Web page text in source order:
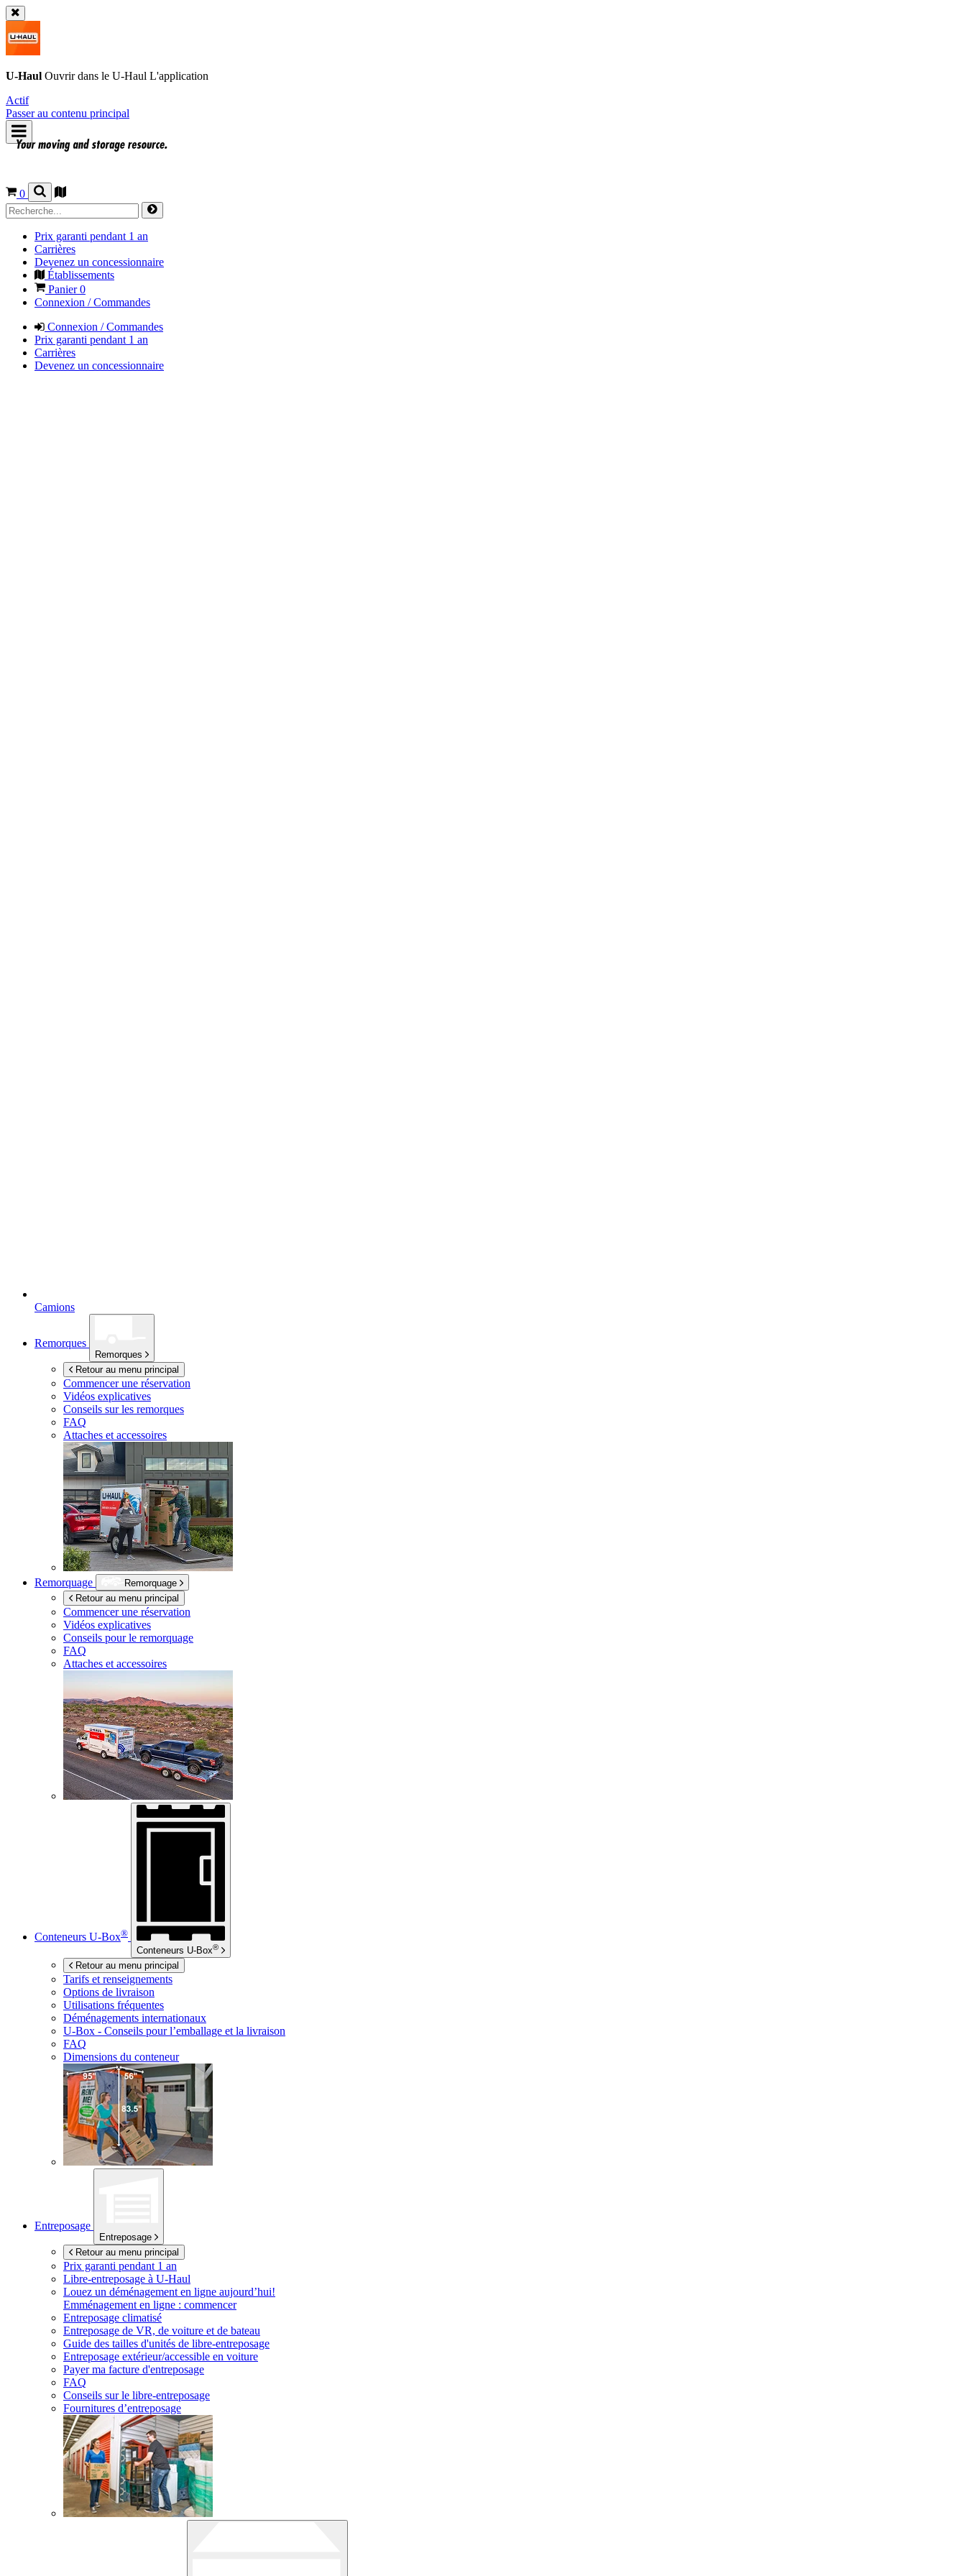
U-Haul Ouvrir dans le U-Haul L'application
Actif
Passer au contenu principal
0
Prix garanti pendant 1 an
Carrières
Devenez un concessionnaire
Établissements
Panier0
Connexion / Commandes
Connexion / Commandes
Prix garanti pendant 1 an
Carrières
Devenez un concessionnaire
Camions
Remorques
Remorques
Retour au menu principal
Commencer une réservation
Vidéos explicatives
Conseils sur les remorques
FAQ
Attaches et accessoires
Remorquage
Remorquage
Retour au menu principal
Commencer une réservation
Vidéos explicatives
Conseils pour le remorquage
FAQ
Attaches et accessoires
Conteneurs U-Box®
Conteneurs U-Box®
Retour au menu principal
Tarifs et renseignements
Options de livraison
Utilisations fréquentes
Déménagements internationaux
U-Box - Conseils pour l’emballage et la livraison
FAQ
Dimensions du conteneur
Entreposage
Entreposage
Retour au menu principal
Prix garanti pendant 1 an
Libre-entreposage à U-Haul
Louez un déménagement en ligne aujourd’hui!
Emménagement en ligne : commencer
Entreposage climatisé
Entreposage de VR, de voiture et de bateau
Guide des tailles d'unités de libre-entreposage
Entreposage extérieur/accessible en voiture
Payer ma facture d'entreposage
FAQ
Conseils sur le libre-entreposage
Fournitures d’entreposage